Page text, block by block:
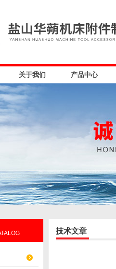
造有限公司
关于我们 产品中心
技术文章